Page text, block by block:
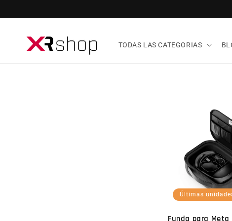
TODAS LAS CATEGORIAS
Últimas
Funda para Meta